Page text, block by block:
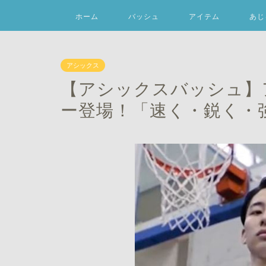
ホーム バッシュ アイテム あ
アシックス
【アシックスバッシュ
ー登場！「速く・鋭く